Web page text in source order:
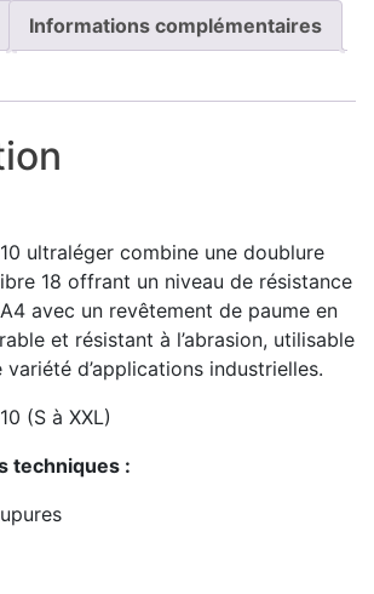
Informations complémentaires
ultraléger combine une doublure
18 offrant un niveau de résistance
avec un revêtement de paume en
et résistant à l’abrasion, utilisable
variété d’applications industrielles.
(S à XXL)
techniques :